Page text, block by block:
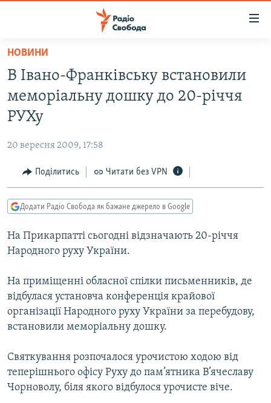
Перейти
основного
матеріалу
Перейти
до
основної
навігації
Перейти
до
пошуку
СТАТТІ
ЕКОНОМІКА
СУСПІЛЬСТВО
УКРАЇНА
РОСІЙСЬКА «ФІЛЬТРАЦІЯ»
ДОНБАС.РЕАЛІЇ
ТИ ЯК?
СХЕМИ
КИТАЙ.ВИКЛИКИ
МУЛЬТИМЕДІА
ФОТО
СПЕЦПРОЄКТИ
КРИМ РЕАЛІЇ
РУС
НОВИНИ
В Івано-Франківську встановили
меморіальну дошку до 20-річчя
РУХу
20 вересня 2009, 17:58
Поділитись Читати без VPN
Додати Радіо Свобода як бажане джерело в Google
На Прикарпатті сьогодні відзначають 20-річчя
Народного руху України.
На приміщенні обласної спілки письменників, де
відбулася установча конференція крайової
організації Народного руху України за перебудову,
встановили меморіальну дошку.
Святкування розпочалося урочистою ходою від
теперішнього офісу Руху до пам’ятника В’ячеславу
Чорноволу, біля якого відбулося урочисте віче.